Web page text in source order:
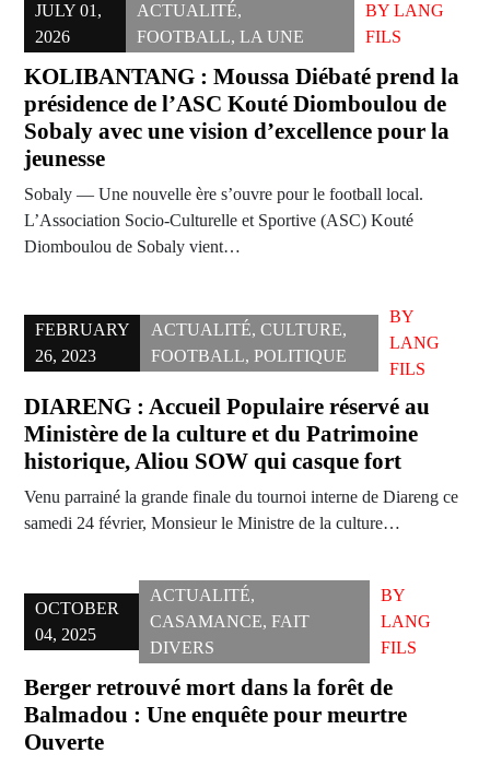
JULY 01,
2026
ACTUALITÉ,
FOOTBALL, LA UNE
BYLANG
FILS
KOLIBANTANG : Moussa Diébaté prend la
présidence de l’ASC Kouté Diomboulou de
Sobaly avec une vision d’excellence pour la
jeunesse
Sobaly — Une nouvelle ère s’ouvre pour le football local.
L’Association Socio-Culturelle et Sportive (ASC) Kouté
Diomboulou de Sobaly vient…
FEBRUARY
26, 2023
ACTUALITÉ, CULTURE,
FOOTBALL, POLITIQUE
BY
LANG
FILS
DIARENG : Accueil Populaire réservé au
Ministère de la culture et du Patrimoine
historique, Aliou SOW qui casque fort
Venu parrainé la grande finale du tournoi interne de Diareng ce
samedi 24 février, Monsieur le Ministre de la culture…
OCTOBER
04, 2025
ACTUALITÉ,
CASAMANCE, FAIT
DIVERS
BY
LANG
FILS
Berger retrouvé mort dans la forêt de
Balmadou : Une enquête pour meurtre
Ouverte